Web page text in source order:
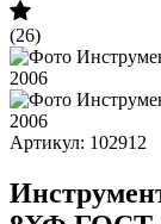
(26)
Артикул: 102912